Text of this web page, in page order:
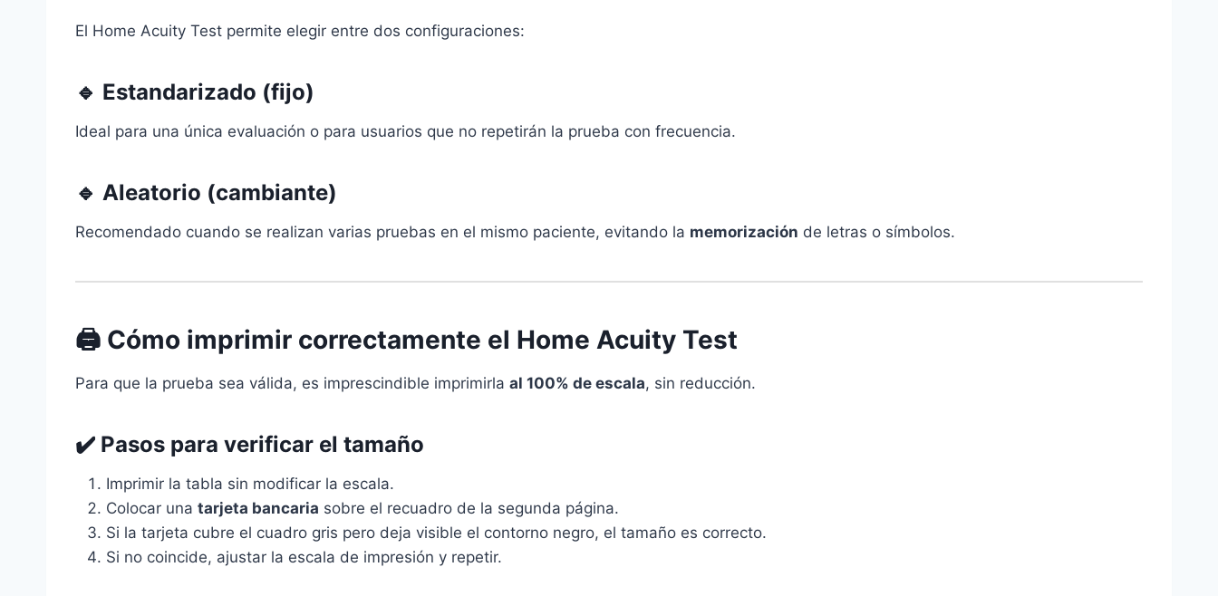
El Home Acuity Test permite elegir entre dos configuraciones:
🔹 Estandarizado (fijo)
Ideal para una única evaluación o para usuarios que no repetirán la prueba con frecuencia.
🔹 Aleatorio (cambiante)
Recomendado cuando se realizan varias pruebas en el mismo paciente, evitando la memorización de letras o símbolos.
🖨️ Cómo imprimir correctamente el Home Acuity Test
Para que la prueba sea válida, es imprescindible imprimirla al 100% de escala, sin reducción.
✔️ Pasos para verificar el tamaño
Imprimir la tabla sin modificar la escala.
Colocar una tarjeta bancaria sobre el recuadro de la segunda página.
Si la tarjeta cubre el cuadro gris pero deja visible el contorno negro, el tamaño es correcto.
Si no coincide, ajustar la escala de impresión y repetir.